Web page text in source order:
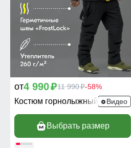
от4 990p11 990p-58%
Костюм горнолыжный 372JВидео
Выбрать размер